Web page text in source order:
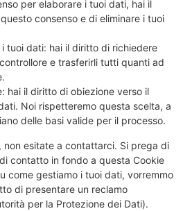
per elaborare i tuoi dati, hai il
consenso e di eliminare i tuoi
tuoi dati: hai il diritto di richiedere
e trasferirli tutti quanti ad
hai il diritto di obiezione verso il
Noi rispetteremo questa scelta, a
delle basi valide per il processo.
non esitate a contattarci. Si prega di
contatto in fondo a questa Cookie
come gestiamo i tuoi dati, vorremmo
di presentare un reclamo
per la Protezione dei Dati).